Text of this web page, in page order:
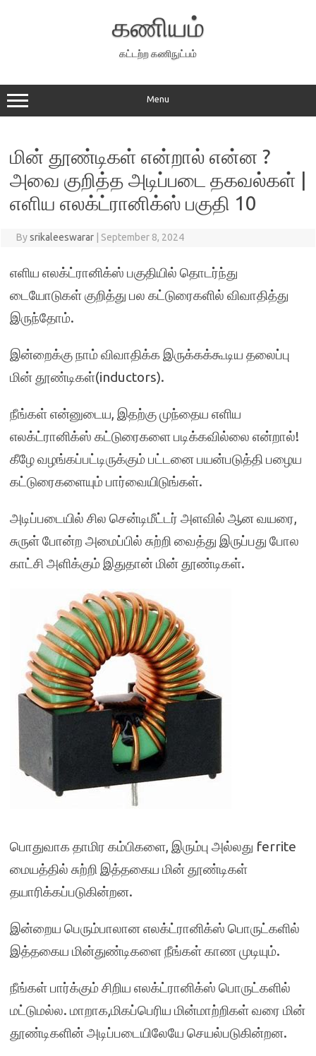
கணியம்
கட்டற்ற கணிநுட்பம்
Menu
மின் தூண்டிகள் என்றால் என்ன ?
அவை குறித்த அடிப்படை தகவல்கள் |
எளிய எலக்ட்ரானிக்ஸ் பகுதி 10
Bysrikaleeswarar September 8, 2024
எளிய எலக்ட்ரானிக்ஸ் பகுதியில் தொடர்ந்து
டையோடுகள் குறித்து பல கட்டுரைகளில் விவாதித்து
இருந்தோம்.
இன்றைக்கு நாம் விவாதிக்க இருக்கக்கூடிய தலைப்பு
மின் தூண்டிகள்(inductors).
நீங்கள் என்னுடைய, இதற்கு முந்தைய எளிய
எலக்ட்ரானிக்ஸ் கட்டுரைகளை படிக்கவில்லை என்றால்!
கீழே வழங்கப்பட்டிருக்கும் பட்டனை பயன்படுத்தி பழைய
கட்டுரைகளையும் பார்வையிடுங்கள்.
அடிப்படையில் சில சென்டிமீட்டர் அளவில் ஆன வயரை,
சுருள் போன்ற அமைப்பில் சுற்றி வைத்து இருப்பது போல
காட்சி அளிக்கும் இதுதான் மின் தூண்டிகள்.
பொதுவாக தாமிர கம்பிகளை, இரும்பு அல்லது ferrite
மையத்தில் சுற்றி இத்தகைய மின் தூண்டிகள்
தயாரிக்கப்படுகின்றன.
இன்றைய பெரும்பாலான எலக்ட்ரானிக்ஸ் பொருட்களில்
இத்தகைய மின்துண்டிகளை நீங்கள் காண முடியும்.
நீங்கள் பார்க்கும் சிறிய எலக்ட்ரானிக்ஸ் பொருட்களில்
மட்டுமல்ல. மாறாக,மிகப்பெரிய மின்மாற்றிகள் வரை மின்
தூண்டிகளின் அடிப்படையிலேயே செயல்படுகின்றன.